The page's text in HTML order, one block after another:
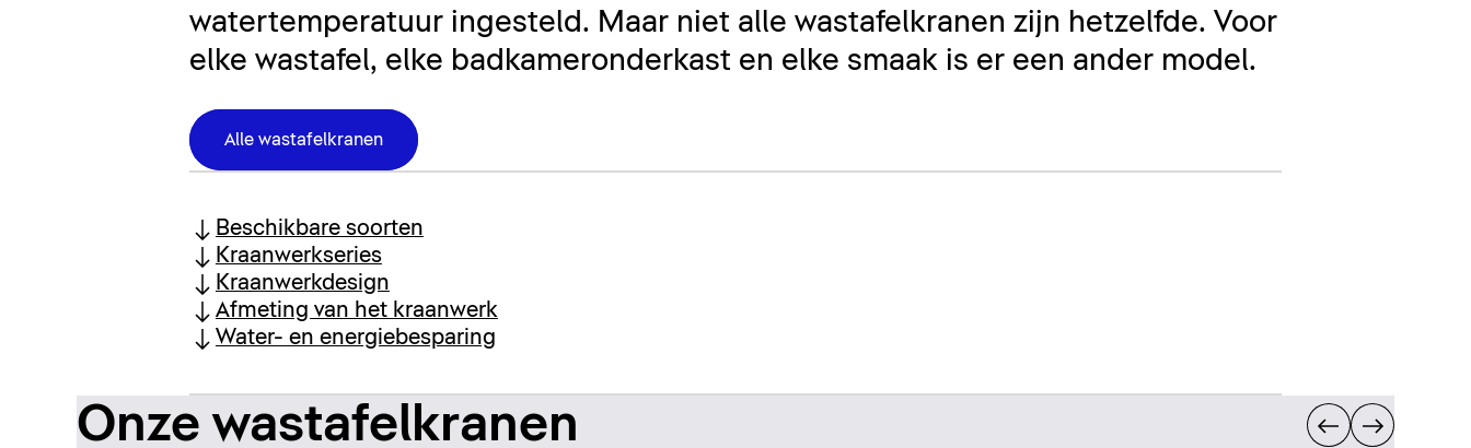
watertemperatuur ingesteld. Maar niet alle wastafelkranen zijn hetzelfde. Voor
elke wastafel, elke badkameronderkast en elke smaak is er een ander model.
Alle wastafelkranen
Beschikbare soorten
Kraanwerkseries
Kraanwerkdesign
Afmeting van het kraanwerk
Water- en energiebesparing
Onze wastafelkranen